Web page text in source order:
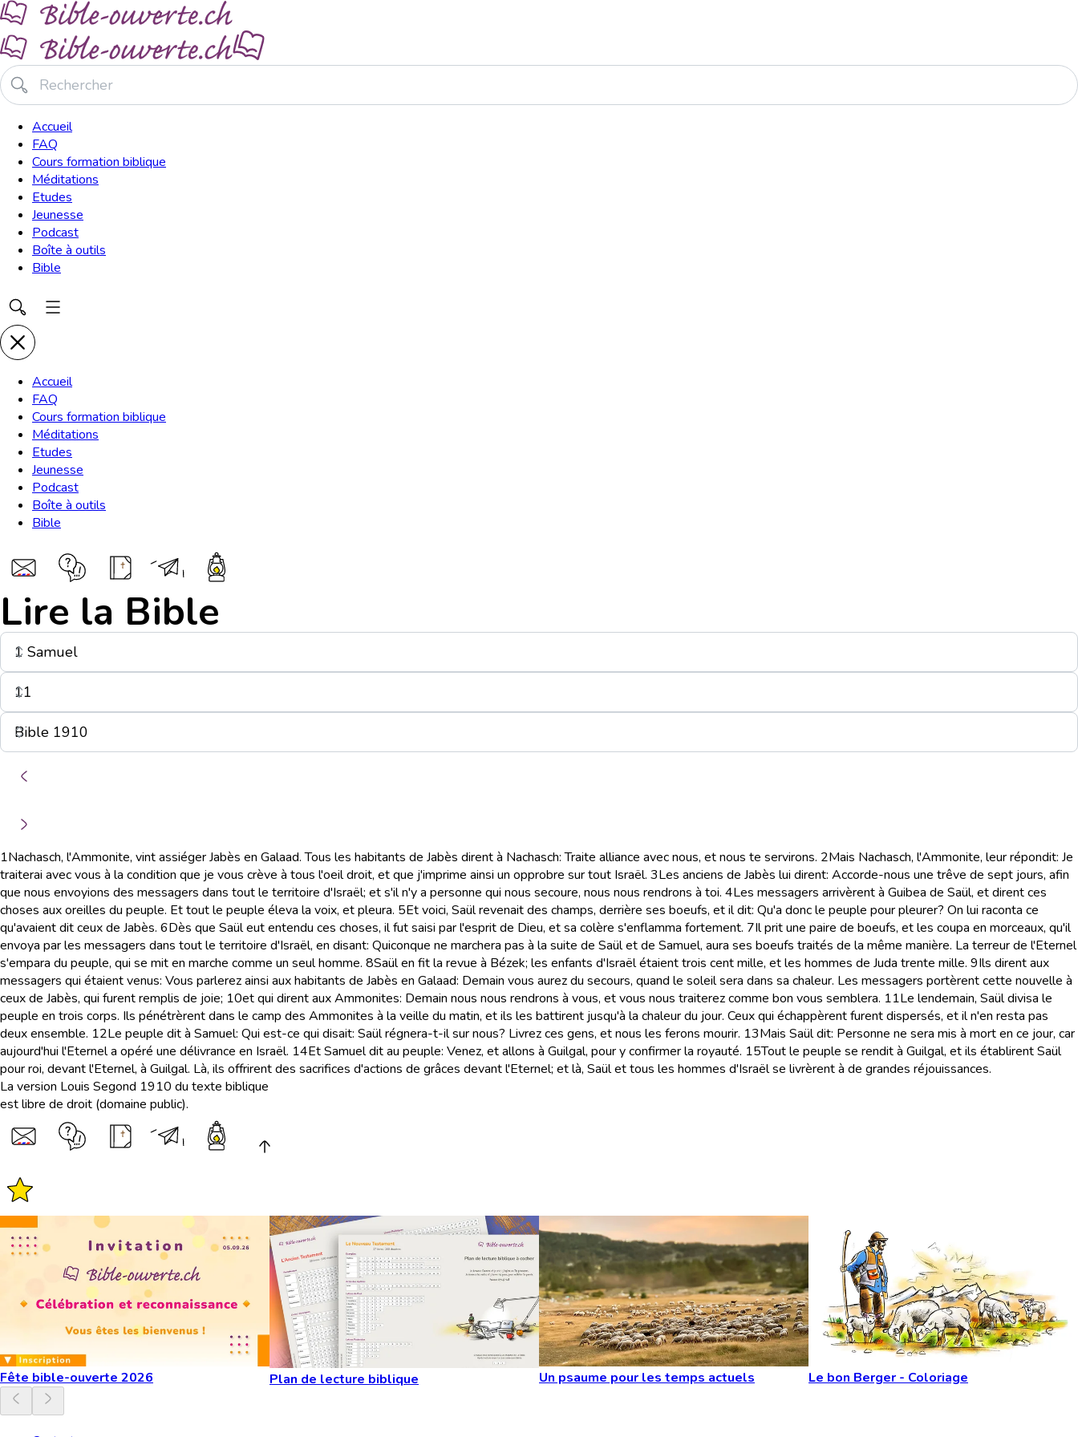
Accueil
FAQ
Cours formation biblique
Méditations
Etudes
Jeunesse
Podcast
Boîte à outils
Bible
Accueil
FAQ
Cours formation biblique
Méditations
Etudes
Jeunesse
Podcast
Boîte à outils
Bible
Lire la Bible
1Nachasch, l'Ammonite, vint assiéger Jabès en Galaad. Tous les habitants de Jabès dirent à Nachasch: Traite alliance avec nous, et nous te servirons. 2Mais Nachasch, l'Ammonite, leur répondit: Je
traiterai avec vous à la condition que je vous crève à tous l'oeil droit, et que j'imprime ainsi un opprobre sur tout Israël. 3Les anciens de Jabès lui dirent: Accorde-nous une trêve de sept jours, afin
que nous envoyions des messagers dans tout le territoire d'Israël; et s'il n'y a personne qui nous secoure, nous nous rendrons à toi. 4Les messagers arrivèrent à Guibea de Saül, et dirent ces
choses aux oreilles du peuple. Et tout le peuple éleva la voix, et pleura. 5Et voici, Saül revenait des champs, derrière ses boeufs, et il dit: Qu'a donc le peuple pour pleurer? On lui raconta ce
qu'avaient dit ceux de Jabès. 6Dès que Saül eut entendu ces choses, il fut saisi par l'esprit de Dieu, et sa colère s'enflamma fortement. 7Il prit une paire de boeufs, et les coupa en morceaux, qu'il
envoya par les messagers dans tout le territoire d'Israël, en disant: Quiconque ne marchera pas à la suite de Saül et de Samuel, aura ses boeufs traités de la même manière. La terreur de l'Eternel
s'empara du peuple, qui se mit en marche comme un seul homme. 8Saül en fit la revue à Bézek; les enfants d'Israël étaient trois cent mille, et les hommes de Juda trente mille. 9Ils dirent aux
messagers qui étaient venus: Vous parlerez ainsi aux habitants de Jabès en Galaad: Demain vous aurez du secours, quand le soleil sera dans sa chaleur. Les messagers portèrent cette nouvelle à
ceux de Jabès, qui furent remplis de joie; 10et qui dirent aux Ammonites: Demain nous nous rendrons à vous, et vous nous traiterez comme bon vous semblera. 11Le lendemain, Saül divisa le
peuple en trois corps. Ils pénétrèrent dans le camp des Ammonites à la veille du matin, et ils les battirent jusqu'à la chaleur du jour. Ceux qui échappèrent furent dispersés, et il n'en resta pas
deux ensemble. 12Le peuple dit à Samuel: Qui est-ce qui disait: Saül régnera-t-il sur nous? Livrez ces gens, et nous les ferons mourir. 13Mais Saül dit: Personne ne sera mis à mort en ce jour, car
aujourd'hui l'Eternel a opéré une délivrance en Israël. 14Et Samuel dit au peuple: Venez, et allons à Guilgal, pour y confirmer la royauté. 15Tout le peuple se rendit à Guilgal, et ils établirent Saül
pour roi, devant l'Eternel, à Guilgal. Là, ils offrirent des sacrifices d'actions de grâces devant l'Eternel; et là, Saül et tous les hommes d'Israël se livrèrent à de grandes réjouissances.
La version Louis Segond 1910 du texte biblique
est libre de droit (domaine public).
Fête bible-ouverte 2026 Plan de lecture biblique Un psaume pour les temps actuels Le bon Berger - Coloriage